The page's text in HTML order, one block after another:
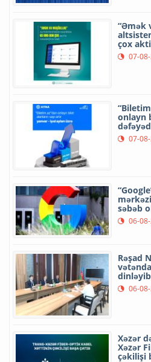
“Əmək
çox
07-
onlayn
07-
səbəb
06-
Rəşad
dinləyib
06-
Xəzər
Xəzər
çəkilişi